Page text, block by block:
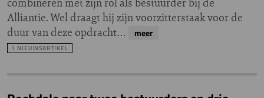
Alliantie. Wel draagt hij zijn voorzitterstaak voor de
duur van deze opdracht…
meer
1 NIEUWSARTIKEL